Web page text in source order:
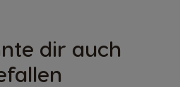
dir auch